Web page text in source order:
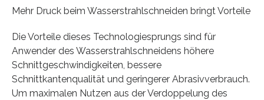
Mehr Druck beim Wasserstrahlschneiden bringt Vorteile
Die Vorteile dieses Technologiesprungs sind für
Anwender des Wasserstrahlschneidens höhere
Schnittgeschwindigkeiten, bessere
Schnittkantenqualität und geringerer Abrasivverbrauch.
Um maximalen Nutzen aus der Verdoppelung des